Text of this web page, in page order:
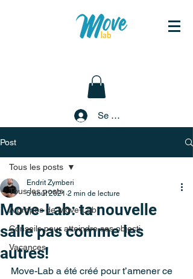
Se connecter
Post
Tous les posts
À propos de Move-Lab
Conseils pour atteindre ses objecti
Vacances
Tous les posts
Move-Lab: ta nouvelle
salle pas comme les
autres!
Endrit Zymberi
5 août 2021 2 min de lecture
Move-Lab a été créé pour t’amener ce